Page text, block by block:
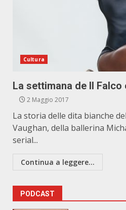
Cultura
La settimana de Il Falco
2 Maggio 2017
La storia delle dita bianche
Vaughan, della ballerina
serial...
Continua a leggere...
PODCAST